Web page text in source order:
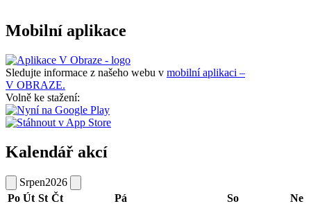
Mobilní aplikace
Sledujte informace z našeho webu v mobilní aplikaci –
V OBRAZE.
Volně ke stažení:
Kalendář akcí
Srpen2026
Po Út St Čt Pá So Ne